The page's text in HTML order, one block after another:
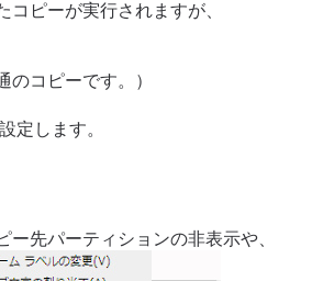
コピーが実行されますが、
のコピーです。）
定します。
ー先パーティションの非表示や、